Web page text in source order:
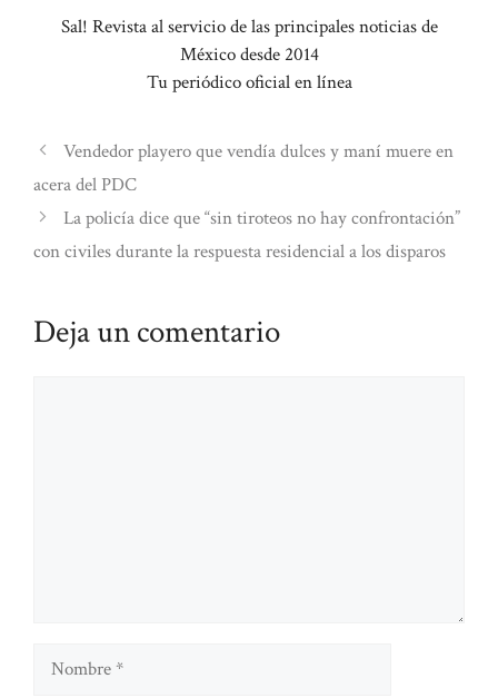
Sal! Revista al servicio de las principales noticias de
México desde 2014
Tu periódico oficial en línea
Vendedor playero que vendía dulces y maní muere en
acera del PDC
La policía dice que “sin tiroteos no hay confrontación”
con civiles durante la respuesta residencial a los disparos
Deja un comentario
Nombre